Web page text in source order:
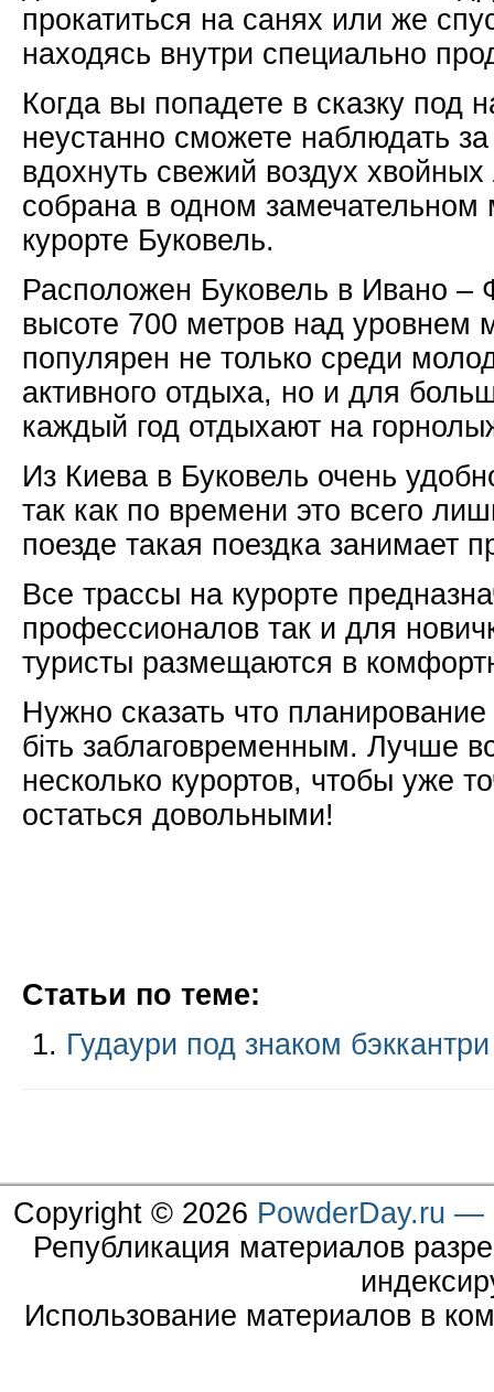
прокатиться на санях или же
находясь внутри специально
Когда вы попадете в сказку под
неустанно сможете наблюдать
вдохнуть свежий воздух
собрана в одном
курорте Буковель.
Расположен Буковель в Ивано –
высоте 700 метров над уровнем
популярен не только среди
активного отдыха, но и для
каждый год отдыхают на
Из Киева в Буковель очень
так как по времени это всего
поезде такая поездка занимает
Все трассы на курорте
профессионалов так и для
туристы размещаются в
Нужно сказать что
біть заблаговременным. Лучше
несколько курортов, чтобы уже
остаться довольными!
Статьи по теме:
Гудаури под знаком бэккантри
Copyright © 2026 PowderDay.ru —
Републикация материалов
Использование материалов в